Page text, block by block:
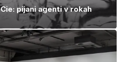
pijani agenti v rokah